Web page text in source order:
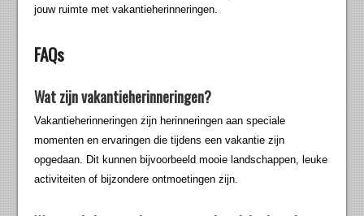
jouw ruimte met vakantieherinneringen.
FAQs
Wat zijn vakantieherinneringen?
Vakantieherinneringen zijn herinneringen aan speciale
momenten en ervaringen die tijdens een vakantie zijn
opgedaan. Dit kunnen bijvoorbeeld mooie landschappen, leuke
activiteiten of bijzondere ontmoetingen zijn.